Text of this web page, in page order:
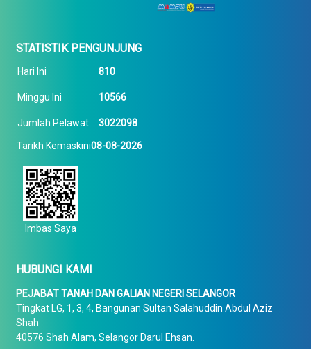
STATISTIK PENGUNJUNG
Hari Ini 810
Minggu Ini 10566
Jumlah Pelawat 3022098
Tarikh Kemaskini08-08-2026
Imbas Saya
HUBUNGI KAMI
PEJABAT TANAH DAN GALIAN NEGERI SELANGOR
Tingkat LG, 1, 3, 4, Bangunan Sultan Salahuddin Abdul Aziz
Shah
40576 Shah Alam, Selangor Darul Ehsan.